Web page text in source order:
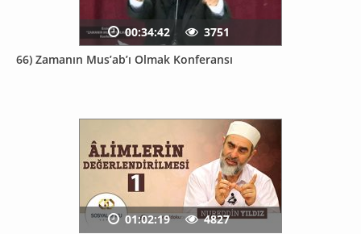
66) Zamanın Mus’ab’ı Olmak Konferansı
00:34:42 3751
01:02:19 4827